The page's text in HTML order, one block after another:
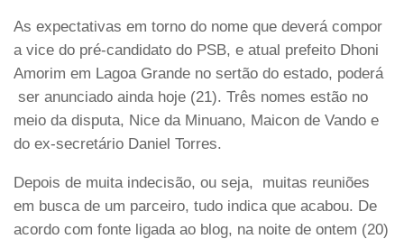
As expectativas em torno do nome que deverá compor
a vice do pré-candidato do PSB, e atual prefeito Dhoni
Amorim em Lagoa Grande no sertão do estado, poderá
ser anunciado ainda hoje (21). Três nomes estão no
meio da disputa, Nice da Minuano, Maicon de Vando e
do ex-secretário Daniel Torres.
Depois de muita indecisão, ou seja, muitas reuniões
em busca de um parceiro, tudo indica que acabou. De
acordo com fonte ligada ao blog, na noite de ontem (20)